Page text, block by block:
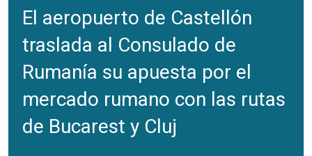
El aeropuerto de Castellón
traslada al Consulado de
Rumanía su apuesta por el
mercado rumano con las rutas
de Bucarest y Cluj